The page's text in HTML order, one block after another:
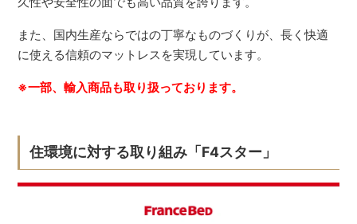
また、国内生産ならではの丁寧なものづくりが、長く快適
に使える信頼のマットレスを実現しています。
※一部、輸入商品も取り扱っております。
住環境に対する取り組み「F4スター」